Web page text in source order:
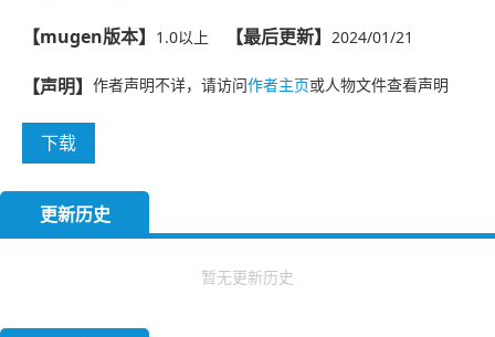
【mugen版本】 1.0以上 【最后更新】 2024/01/21
【声明】 作者声明不详，请访问作者主页或人物文件查看声明
下载
更新历史
暂无更新历史